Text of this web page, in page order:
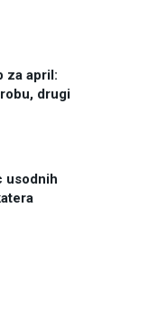
za april:
drugi
usodnih